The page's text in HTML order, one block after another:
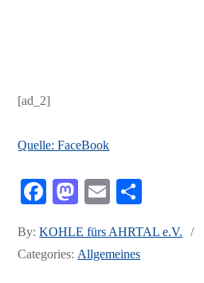
[ad_2]
Quelle: FaceBook
Fa
bo
ok
M
to
do
E
ail n
By:KOHLE fürs AHRTAL e.V.
Categories: Allgemeines